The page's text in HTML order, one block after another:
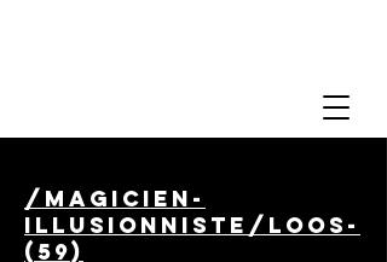
/magicien-
illusionniste/loos-
(59)